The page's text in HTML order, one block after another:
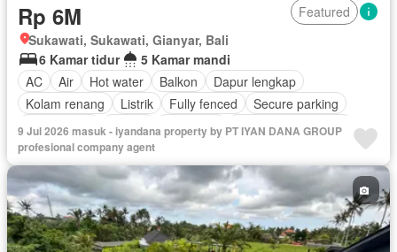
Rp 6M
Featured
Sukawati, Sukawati, Gianyar, Bali
6 Kamar tidur
5 Kamar mandi
AC
Air Hot water Balkon
Dapur lengkap
Kolam renang
Listrik Fully fenced
Secure parking
Pemanasan
Taman Tangki air Berperabot lengkap
9 Jul 2026 masuk - iyandana property by PT IYAN DANA GROUP
profesional company agent